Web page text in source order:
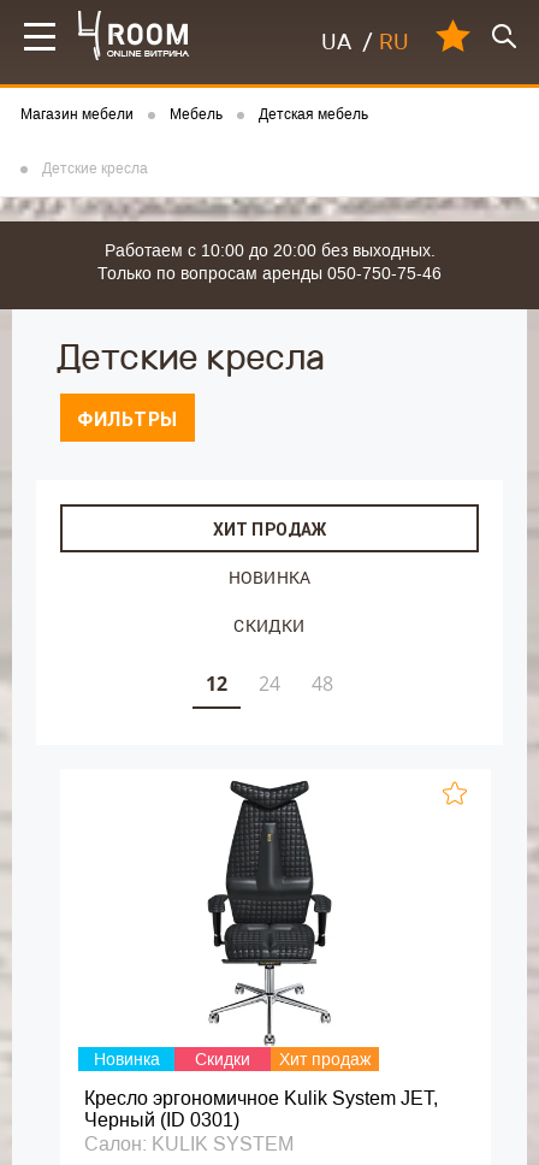
UA / RU
Магазин мебели Мебель Детская мебель
Детские кресла
Работаем с 10:00 до 20:00 без выходных.
Только по вопросам аренды 050-750-75-46
Детские кресла
ФИЛЬТРЫ
ХИТ ПРОДАЖ
НОВИНКА
СКИДКИ
12 24 48
Новинка Скидки Хит продаж
Кресло эргономичное Kulik System JET,
Черный (ID 0301)
Салон: KULIK SYSTEM